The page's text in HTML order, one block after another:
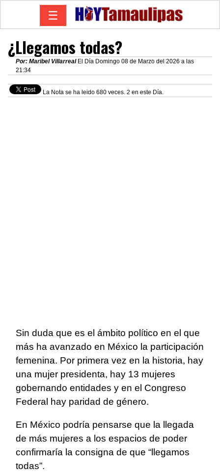
☰
¿Llegamos todas?
Por: Maribel VillarrealEl Día Domingo 08 de Marzo del 2026 a las
21:34
La Nota se ha leido 680 veces. 2 en este Día.
Sin duda que es el ámbito político en el que
más ha avanzado en México la participación
femenina. Por primera vez en la historia, hay
una mujer presidenta, hay 13 mujeres
gobernando entidades y en el Congreso
Federal hay paridad de género.
En México podría pensarse que la llegada
de más mujeres a los espacios de poder
confirmaría la consigna de que “llegamos
todas”.